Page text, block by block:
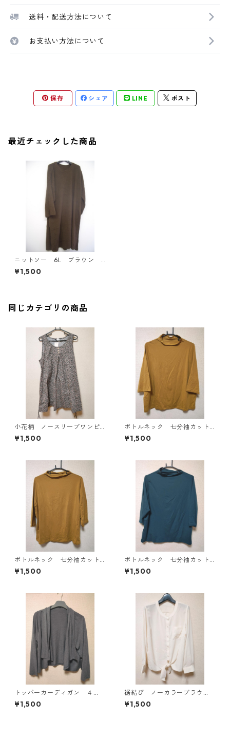
送料・配送方法について
お支払い方法について
保存 シェア LINE ポスト
最近チェックした商品
ニットソー 6L ブラウン I
Y-4302
¥1,500
同じカテゴリの商品
小花柄 ノースリーブワンピ
ース ４Ｌ ブラック KAE-
4819
¥1,500
ボトルネック 七分袖カット
ソー ４Ｌ マスタード KA
E-4818
¥1,500
ボトルネック 七分袖カット
ソー ４Ｌ マスタード KA
E-4816
¥1,500
ボトルネック 七分袖カット
ソー ４Ｌ ティールグリー
ン KAE-4815
¥1,500
トッパーカーディガン ４
Ｌ グレー KAE-4814
¥1,500
裾結び ノーカラーブラウ
ス ３Ｌ アイボリー KAE-
4813
¥1,500